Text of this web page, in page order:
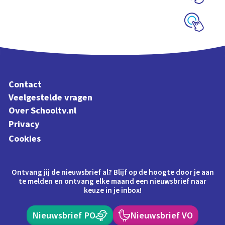
Contact
Veelgestelde vragen
Over Schooltv.nl
Privacy
Cookies
Ontvang jij de nieuwsbrief al? Blijf op de hoogte door je aan
te melden en ontvang elke maand een nieuwsbrief naar
keuze in je inbox!
Nieuwsbrief PO Nieuwsbrief VO